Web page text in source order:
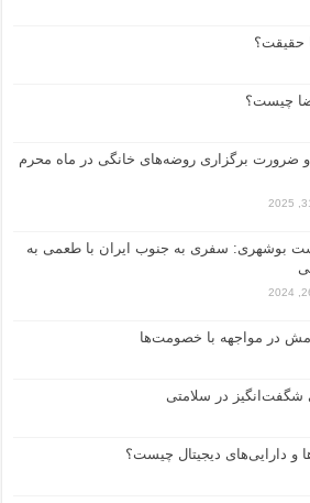
حقیقت؟
چیست؟
ضرورت برگزاری روضه‌های خانگی در ماه محرم
بوشهری: سفری به جنوب ایران با طعمی به
در مواجهه با خصومت‌ها
و دارایی‌های دیجیتال چیست؟